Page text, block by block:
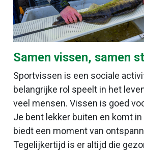
Samen vissen, samen
Sportvissen is een sociale
belangrijke rol speelt in het
veel mensen. Vissen is goed
Je bent lekker buiten en komt
biedt een moment van
Tegelijkertijd is er altijd die